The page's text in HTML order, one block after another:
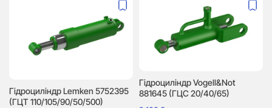
Гідроциліндр Lemken 5752395
(ГЦТ 110/105/90/50/500)
Гідроциліндр Vogell&Not
881645 (ГЦС 20/40/65)